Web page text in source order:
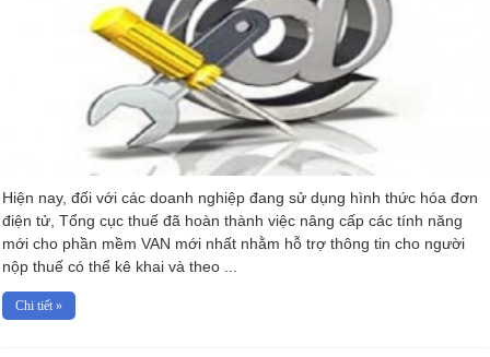
Hiện nay, đối với các doanh nghiệp đang sử dụng hình thức hóa đơn
điện tử, Tổng cục thuế đã hoàn thành việc nâng cấp các tính năng
mới cho phần mềm VAN mới nhất nhằm hỗ trợ thông tin cho người
nộp thuế có thể kê khai và theo ...
Chi tiết »